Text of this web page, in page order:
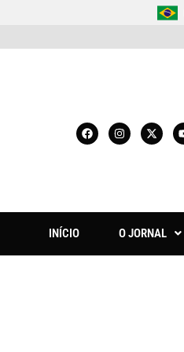
INÍCIO O JORNAL